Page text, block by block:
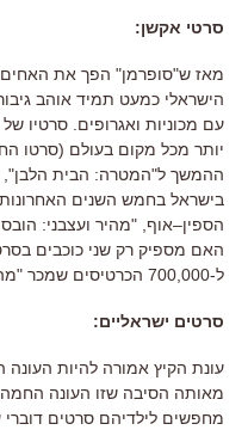
סרטי אקשן:
מאז ש"סופרמן" הפך את האחים
הישראלי כמעט תמיד אוהב
עם מכוניות ואגרופים סרטיו של
יותר מכל מקום בעולם (סרטו
ההמשך ל"המטרה: הבית הלבן",
בישראל בחמש השנים האחרונות
הספין–אוף , "מהיר ועצבני: הובס
האם מספיק רק שני כוכבים
ל-700,000 הכרטיסים שמכר "
סרטים ישראליים:
עונת הקיץ אמורה להיות
מאותה הסיבה שזו העונה
מחפשים לילדיהם סרטים דוברי